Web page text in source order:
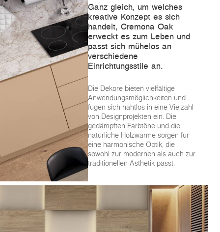
Ganz gleich, um welches
kreative Konzept es sich
handelt, Cremona Oak
erweckt es zum Leben und
passt sich mühelos an
verschiedene
Einrichtungsstile an.
Die Dekore bieten vielfältige
Anwendungsmöglichkeiten und
fügen sich nahtlos in eine Vielzahl
von Designprojekten ein. Die
gedämpften Farbtöne und die
natürliche Holzwärme sorgen für
eine harmonische Optik, die
sowohl zur modernen als auch zur
traditionellen Ästhetik passt.